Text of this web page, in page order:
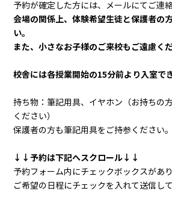
予約が確定した方には、メールにてご連
会場の関係上、体験希望生徒と保護者の
い。
また、小さなお子様のご来校もご遠慮くだ
校舎には各授業開始の15分前より入室で
持ち物：筆記用具、イヤホン（お持ちの
ください）
保護者の方も筆記用具をご持参ください。
↓↓予約は下記へスクロール↓↓
予約フォーム内にチェックボックスがあり
ご希望の日程にチェックを入れて送信し